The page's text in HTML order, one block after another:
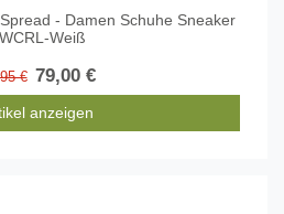
- Damen Schuhe Sneaker
Weiß
€ 79,00 €
anzeigen